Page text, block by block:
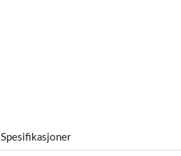
3
Spesifikasjoner